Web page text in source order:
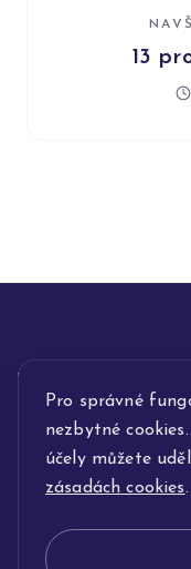
Pro správné
nezbytné
účely můžete
zásadách cookies.
13
INFORMACE
POPIS SLUŽEB